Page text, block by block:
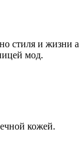
стиля и
мод.
кожей.